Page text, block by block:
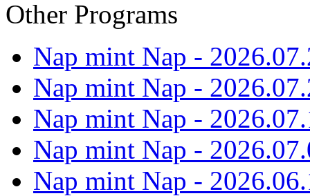
Other Programs
Nap mint Nap -
Nap mint Nap -
Nap mint Nap -
Nap mint Nap -
Nap mint Nap -